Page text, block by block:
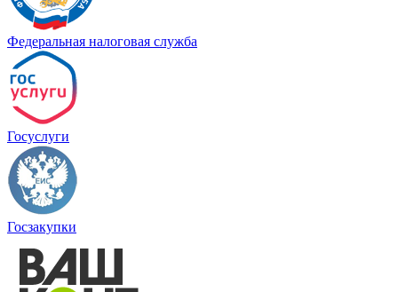
Федеральная налоговая служба
Госуслуги
Госзакупки